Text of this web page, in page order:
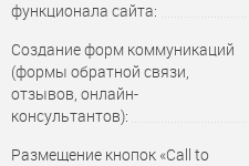
функционала сайта:
Создание форм коммуникаций
(формы обратной связи,
отзывов, онлайн-
консультантов):
Размещение кнопок «Call to